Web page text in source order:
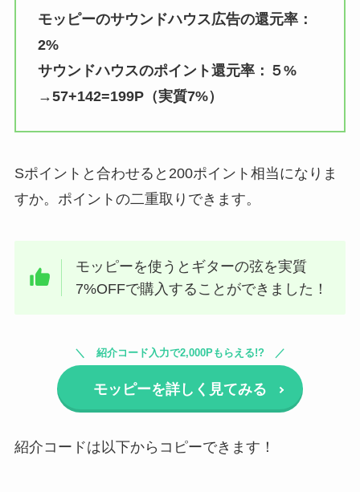
モッピーのサウンドハウス広告の還元率：
2%
サウンドハウスのポイント還元率：５%
→57+142=199P（実質7%）
Sポイントと合わせると200ポイント相当になりま
すか。ポイントの二重取りできます。
モッピーを使うとギターの弦を実質
7%OFFで購入することができました！
紹介コード入力で2,000Pもらえる!?
モッピーを詳しく見てみる
紹介コードは以下からコピーできます！